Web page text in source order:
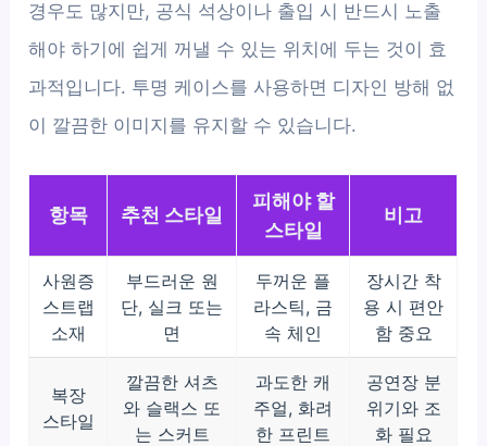
경우도 많지만, 공식 석상이나 출입 시 반드시 노출
해야 하기에 쉽게 꺼낼 수 있는 위치에 두는 것이 효
과적입니다. 투명 케이스를 사용하면 디자인 방해 없
이 깔끔한 이미지를 유지할 수 있습니다.
항목 추천 스타일
피해야 할
스타일
비고
사원증
스트랩
소재
부드러운 원
단, 실크 또는
면
두꺼운 플
라스틱, 금
속 체인
장시간 착
용 시 편안
함 중요
복장
스타일
깔끔한 셔츠
와 슬랙스 또
는 스커트
과도한 캐
주얼, 화려
한 프린트
공연장 분
위기와 조
화 필요